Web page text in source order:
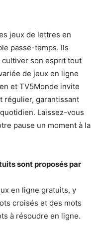
jeux de lettres en
passe-temps. Ils
son esprit tout
de jeux en ligne
et TV5Monde invite
régulier, garantissant
Laissez-vous
pause un moment à la
sont proposés par
en ligne gratuits, y
croisés et des mots
à résoudre en ligne.